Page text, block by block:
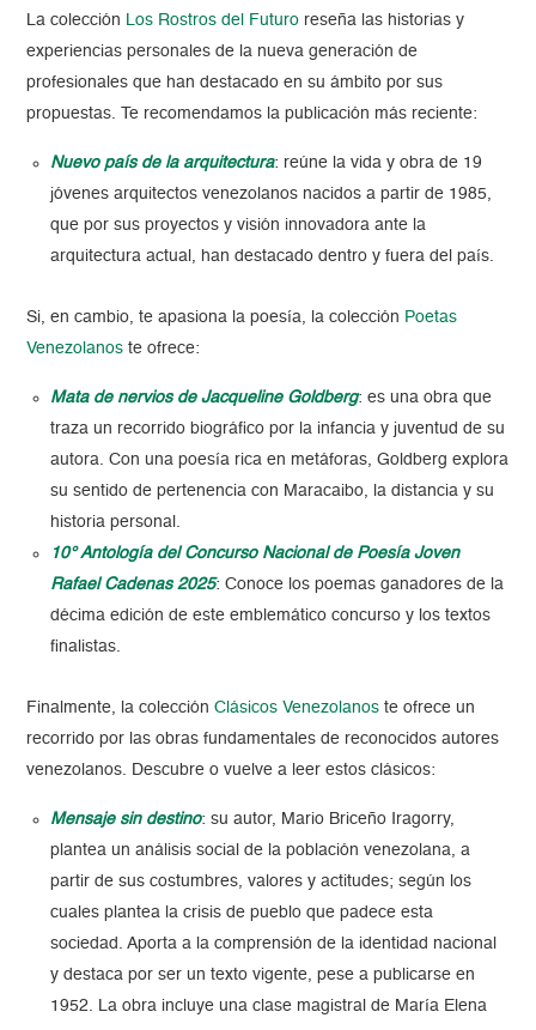
La colección Los Rostros del Futuro reseña las historias y
experiencias personales de la nueva generación de
profesionales que han destacado en su ámbito por sus
propuestas. Te recomendamos la publicación más reciente:
Nuevo país de la arquitectura: reúne la vida y obra de 19
jóvenes arquitectos venezolanos nacidos a partir de 1985,
que por sus proyectos y visión innovadora ante la
arquitectura actual, han destacado dentro y fuera del país.
Si, en cambio, te apasiona la poesía, la colección Poetas
Venezolanos te ofrece:
Mata de nervios de Jacqueline Goldberg: es una obra que
traza un recorrido biográfico por la infancia y juventud de su
autora. Con una poesía rica en metáforas, Goldberg explora
su sentido de pertenencia con Maracaibo, la distancia y su
historia personal.
10° Antología del Concurso Nacional de Poesía Joven
Rafael Cadenas 2025: Conoce los poemas ganadores de la
décima edición de este emblemático concurso y los textos
finalistas.
Finalmente, la colecciónClásicos Venezolanos te ofrece un
recorrido por las obras fundamentales de reconocidos autores
venezolanos. Descubre o vuelve a leer estos clásicos:
Mensaje sin destino: su autor, Mario Briceño Iragorry,
plantea un análisis social de la población venezolana, a
partir de sus costumbres, valores y actitudes; según los
cuales plantea la crisis de pueblo que padece esta
sociedad. Aporta a la comprensión de la identidad nacional
y destaca por ser un texto vigente, pese a publicarse en
1952. La obra incluye una clase magistral de María Elena